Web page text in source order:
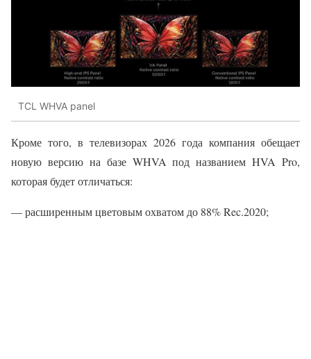
TCL WHVA panel
Кроме того, в телевизорах 2026 года компания обещает
новую версию на базе WHVA под названием HVA Pro,
которая будет отличаться:
— расширенным цветовым охватом до 88% Rec.2020;